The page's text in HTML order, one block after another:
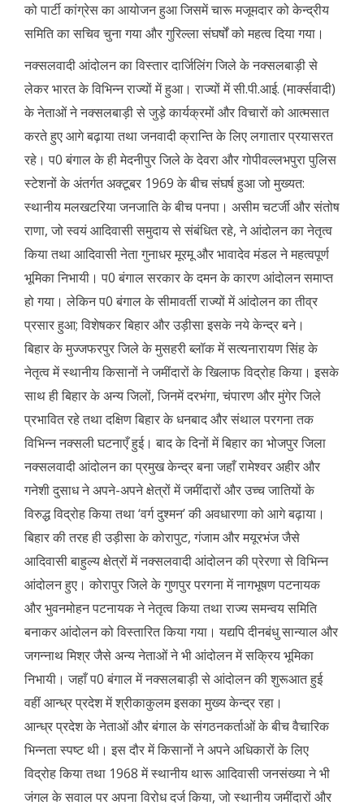
को पार्टी कांग्रेस का आयोजन हुआ जिसमें चारू मजूमदार को केन्द्रीय
समिति का सचिव चुना गया और गुरिल्ला संघर्षों को महत्व दिया गया।
नक्सलवादी आंदोलन का विस्तार दार्जिलिंग जिले के नक्सलबाड़ी से
लेकर भारत के विभिन्न राज्यों में हुआ। राज्यों में सी.पी.आई. (मार्क्सवादी)
के नेताओं ने नक्सलबाड़ी से जुड़े कार्यक्रमों और विचारों को आत्मसात
करते हुए आगे बढ़ाया तथा जनवादी क्रान्ति के लिए लगातार प्रयासरत
रहे। प0 बंगाल के ही मेदनीपुर जिले के देवरा और गोपीवल्लभपुरा पुलिस
स्टेशनों के अंतर्गत अक्टूबर 1969 के बीच संघर्ष हुआ जो मुख्यत:
स्थानीय मलखटरिया जनजाति के बीच पनपा। असीम चटर्जी और संतोष
राणा, जो स्वयं आदिवासी समुदाय से संबंधित रहे, ने आंदोलन का नेतृत्व
किया तथा आदिवासी नेता गुनाधर मूरमू और भावादेव मंडल ने महत्वपूर्ण
भूमिका निभायी। प0 बंगाल सरकार के दमन के कारण आंदोलन समाप्त
हो गया। लेकिन प0 बंगाल के सीमावर्ती राज्यों में आंदोलन का तीव्र
प्रसार हुआ; विशेषकर बिहार और उड़ीसा इसके नये केन्द्र बने।
बिहार के मुज्जफरपुर जिले के मुसहरी ब्लॉक में सत्यनारायण सिंह के
नेतृत्व में स्थानीय किसानों ने जमींदारों के खिलाफ विद्रोह किया। इसके
साथ ही बिहार के अन्य जिलों, जिनमें दरभंगा, चंपारण और मुंगेर जिले
प्रभावित रहे तथा दक्षिण बिहार के धनबाद और संथाल परगना तक
विभिन्न नक्सली घटनाएँ हुई। बाद के दिनों में बिहार का भोजपुर जिला
नक्सलवादी आंदोलन का प्रमुख केन्द्र बना जहाँ रामेश्वर अहीर और
गनेशी दुसाध ने अपने-अपने क्षेत्रों में जमींदारों और उच्च जातियों के
विरुद्ध विद्रोह किया तथा ‘वर्ग दुश्मन’ की अवधारणा को आगे बढ़ाया।
बिहार की तरह ही उड़ीसा के कोरापुट, गंजाम और मयूरभंज जैसे
आदिवासी बाहुल्य क्षेत्रों में नक्सलवादी आंदोलन की प्रेरणा से विभिन्न
आंदोलन हुए। कोरापुर जिले के गुणपुर परगना में नागभूषण पटनायक
और भुवनमोहन पटनायक ने नेतृत्व किया तथा राज्य समन्वय समिति
बनाकर आंदोलन को विस्तारित किया गया। यद्यपि दीनबंधु सान्याल और
जगन्नाथ मिश्र जैसे अन्य नेताओं ने भी आंदोलन में सक्रिय भूमिका
निभायी। जहाँ प0 बंगाल में नक्सलबाड़ी से आंदोलन की शुरूआत हुई
वहीं आन्ध्र प्रदेश में श्रीकाकुलम इसका मुख्य केन्द्र रहा।
आन्ध्र प्रदेश के नेताओं और बंगाल के संगठनकर्ताओं के बीच वैचारिक
भिन्नता स्पष्ट थी। इस दौर में किसानों ने अपने अधिकारों के लिए
विद्रोह किया तथा 1968 में स्थानीय थारू आदिवासी जनसंख्या ने भी
जंगल के सवाल पर अपना विरोध दर्ज किया, जो स्थानीय जमींदारों और